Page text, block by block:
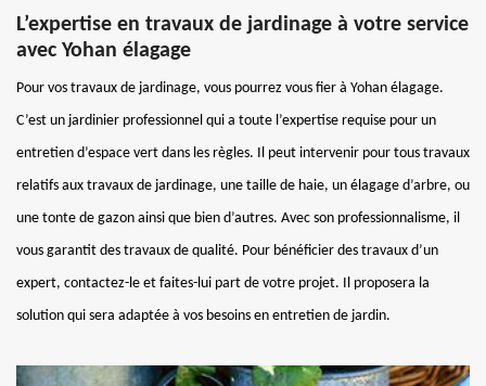
L’expertise en travaux de jardinage à votre service
avec Yohan élagage
Pour vos travaux de jardinage, vous pourrez vous fier à Yohan élagage.
C’est un jardinier professionnel qui a toute l’expertise requise pour un
entretien d’espace vert dans les règles. Il peut intervenir pour tous travaux
relatifs aux travaux de jardinage, une taille de haie, un élagage d’arbre, ou
une tonte de gazon ainsi que bien d’autres. Avec son professionnalisme, il
vous garantit des travaux de qualité. Pour bénéficier des travaux d’un
expert, contactez-le et faites-lui part de votre projet. Il proposera la
solution qui sera adaptée à vos besoins en entretien de jardin.